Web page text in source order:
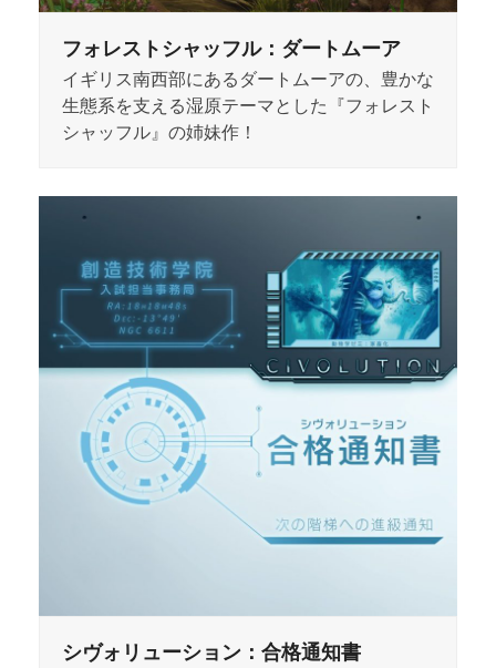
フォレストシャッフル：ダートムーア
イギリス南西部にあるダートムーアの、豊かな
生態系を支える湿原テーマとした『フォレスト
シャッフル』の姉妹作！
シヴォリューション：合格通知書